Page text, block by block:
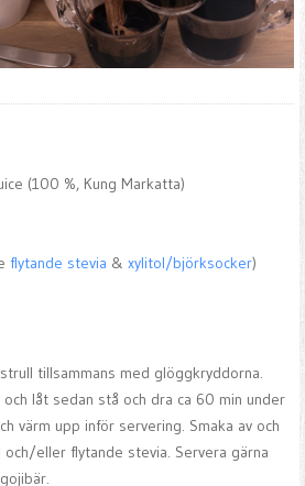
(100 %, Kung Markatta)
flytande stevia & xylitol/björksocker)
tillsammans med glöggkryddorna.
låt sedan stå och dra ca 60 min under
värm upp inför servering. Smaka av och
eller flytande stevia. Servera gärna